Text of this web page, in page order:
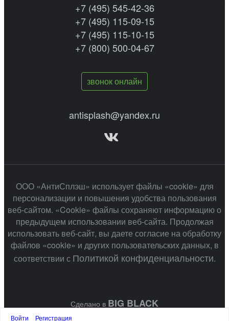
+7 (495) 545-42-36
+7 (495) 115-09-15
+7 (495) 115-10-15
+7 (800) 500-04-67
звонок онлайн
antisplash@yandex.ru
ООО «АнтиСплэш» использует файлы «cookie» для
персонализации и повышения удобства пользования
веб-сайтом. «Cookie» файлы сохраняют информацию о
предыдущем использовании веб-сайта. Продолжая
использовать веб-сайт, вы даете согласие на обработку
файлов «cookie» и других пользовательских данных, в
соответствии с Политикой конфиденциальности.
Сделано в BIG BLACK
Войти Регистрация